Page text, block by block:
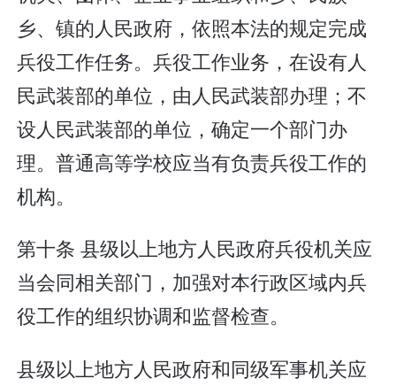
乡、镇的人民政府，依照本法的规定完成
兵役工作任务。兵役工作业务，在设有人
民武装部的单位，由人民武装部办理；不
设人民武装部的单位，确定一个部门办
理。普通高等学校应当有负责兵役工作的
机构。
第十条 县级以上地方人民政府兵役机关应
当会同相关部门，加强对本行政区域内兵
役工作的组织协调和监督检查。
县级以上地方人民政府和同级军事机关应